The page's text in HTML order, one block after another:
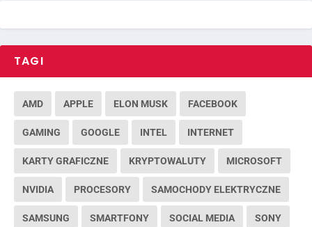
TAGI
AMD APPLE ELON MUSK FACEBOOK
GAMING GOOGLE INTEL INTERNET
KARTY GRAFICZNE KRYPTOWALUTY MICROSOFT
NVIDIA PROCESORY SAMOCHODY ELEKTRYCZNE
SAMSUNG SMARTFONY SOCIAL MEDIA SONY